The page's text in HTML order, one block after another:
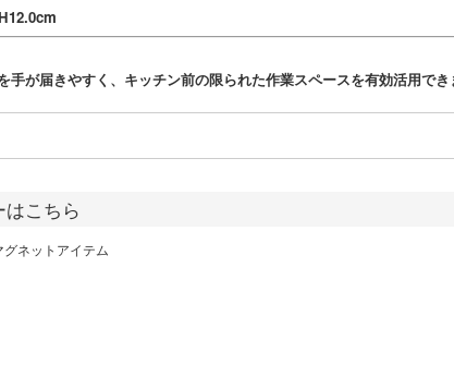
手が届きやすく、キッチン前の限られた作業スペースを有効活用で
こちら
グネットアイテム